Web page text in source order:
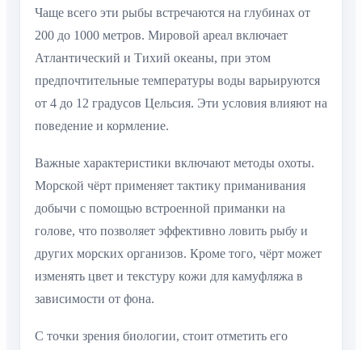
Чаще всего эти рыбы встречаются на глубинах от
200 до 1000 метров. Мировой ареал включает
Атлантический и Тихий океаны, при этом
предпочтительные температуры воды варьируются
от 4 до 12 градусов Цельсия. Эти условия влияют на
поведение и кормление.
Важные характеристики включают методы охоты.
Морской чёрт применяет тактику приманивания
добычи с помощью встроенной приманки на
голове, что позволяет эффективно ловить рыбу и
других морских организов. Кроме того, чёрт может
изменять цвет и текстуру кожи для камуфляжа в
зависимости от фона.
С точки зрения биологии, стоит отметить его